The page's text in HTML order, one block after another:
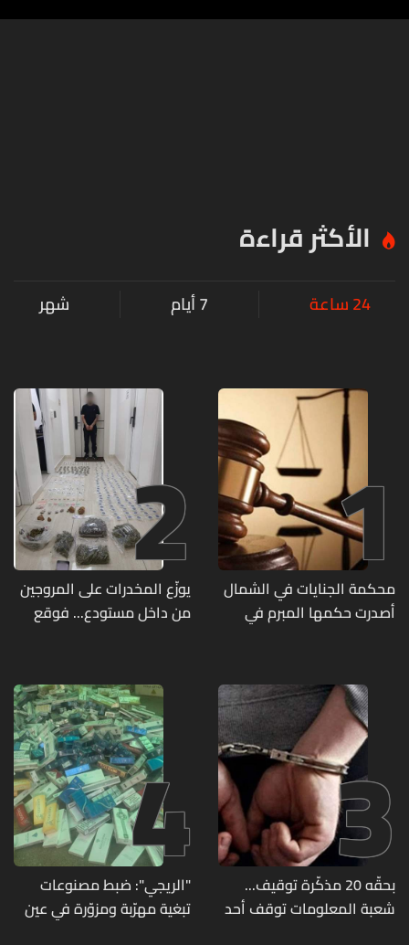
الأكثر قراءة
24 ساعة 7 أيام شهر
1
محكمة الجنايات في الشمال
أصدرت حكمها المبرم في
2
يوزّع المخدرات على المروجين
من داخل مستودع... فوقع
3بحقّه 20 مذكّرة توقيف...
شعبة المعلومات توقف أحد
4
"الريجي": ضبط مصنوعات
تبغية مهرّبة ومزوّرة في عين